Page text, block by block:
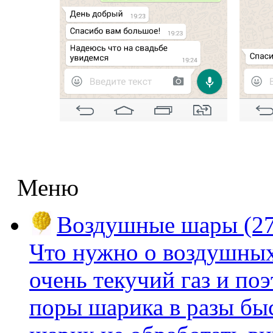
Меню
Воздушные шары
Что нужно о
очень текучий газ и
поры шарика в разы